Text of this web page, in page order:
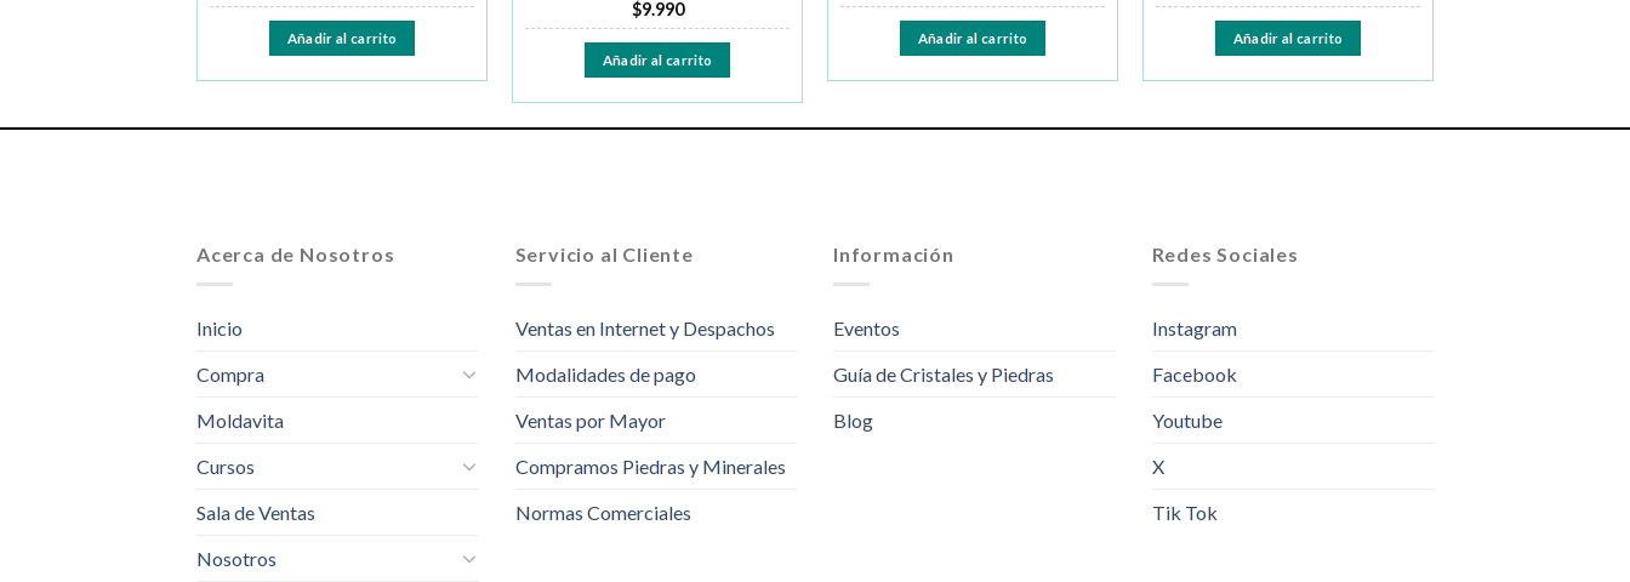
Añadir al carrito
$9.990
Añadir al carrito
Añadir al carrito Añadir al carrito
Acerca de Nosotros
Inicio
Compra
Moldavita
Cursos
Sala de Ventas
Nosotros
Servicio al Cliente
Ventas en Internet y Despachos
Modalidades de pago
Ventas por Mayor
Compramos Piedras y Minerales
Normas Comerciales
Información
Eventos
Guía de Cristales y Piedras
Blog
Redes Sociales
Instagram
Facebook
Youtube
X
Tik Tok